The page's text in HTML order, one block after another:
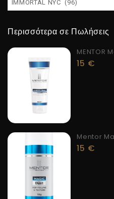
Περισσότερα σε Πωλήσεις
MENTOR
15 €
Mentor
15 €